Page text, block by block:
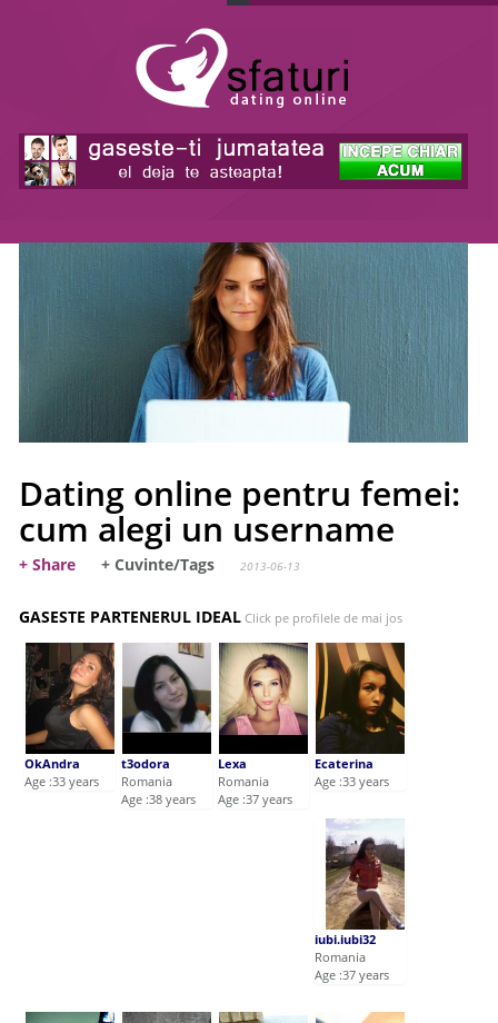
Dating online pentru femei:
cum alegi un username
+ Share + Cuvinte/Tags 2013-06-13
GASESTE PARTENERUL IDEAL Click pe profilele de mai jos
OkAndra
Age :33 years
t3odora
Romania
Age :38 years
Lexa
Romania
Age :37 years
Ecaterina
Age :33 years
iubi.iubi32
Romania
Age :37 years